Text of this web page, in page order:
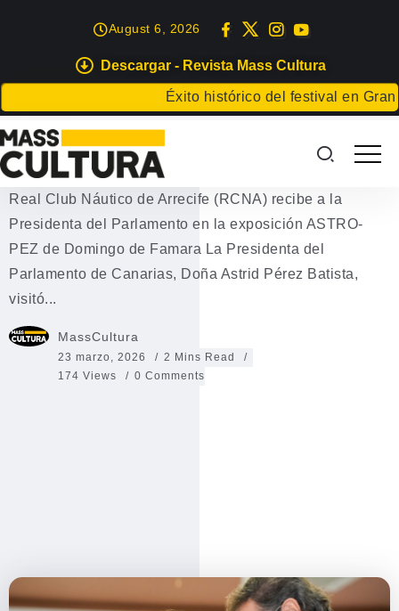
Descargar - Revista Mass Cultura
Éxito histórico del festival en Gran
August 6, 2026
EVENTOS
Exposición ASTRO-PEZ de
Domingo de Famara
Real Club Náutico de Arrecife (RCNA) recibe a la
Presidenta del Parlamento en la exposición ASTRO-
PEZ de Domingo de Famara La Presidenta del
Parlamento de Canarias, Doña Astrid Pérez Batista,
visitó...
MassCultura
23 marzo, 2026
2 Mins Read
174 Views
0 Comments